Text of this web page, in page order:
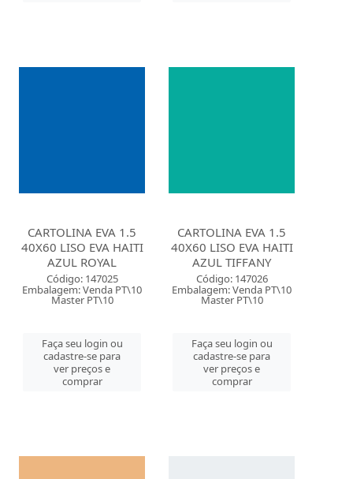
CARTOLINA EVA 1.5
40X60 LISO EVA HAITI
AZUL ROYAL
Código: 147025
Embalagem: Venda PT\10
Master PT\10
Faça seu login ou
cadastre-se para
ver preços e
comprar
CARTOLINA EVA 1.5
40X60 LISO EVA HAITI
AZUL TIFFANY
Código: 147026
Embalagem: Venda PT\10
Master PT\10
Faça seu login ou
cadastre-se para
ver preços e
comprar